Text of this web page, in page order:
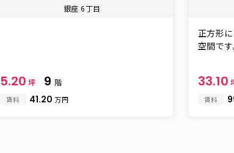
銀座 6丁目
5.20 坪 9 階
賃料 41.20 万円
正方形
空間で
33.10
賃料